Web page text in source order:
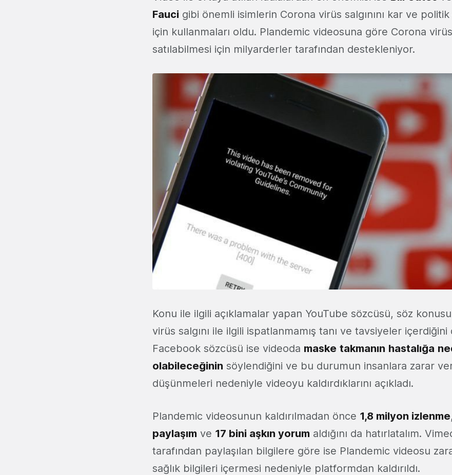
Fauci gibi önemli isimlerin Corona virüs salgınını kar ve
için kullanmaları oldu. Plandemic videosuna göre Corona virüs
satılabilmesi için milyarderler tarafından destekleniyor.
Konu ile ilgili açıklamalar yapan YouTube sözcüsü, söz
virüs salgını ile ilgili ispatlanmamış tanı ve tavsiyeler
Facebook sözcüsü ise videoda maske takmanın hastalığa
olabileceğinin söylendiğini ve bu durumun insanlara zarar
düşünmeleri nedeniyle videoyu kaldırdıklarını açıkladı.
Plandemic videosunun kaldırılmadan önce 1,8 milyon izlenme,
paylaşım ve 17 bini aşkın yorum aldığını da hatırlatalım.
tarafından paylaşılan bilgilere göre ise Plandemic videosu
sağlık bilgileri içermesi nedeniyle platformdan kaldırıldı.